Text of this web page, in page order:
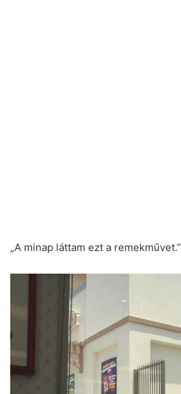
„A minap láttam ezt a remekművet.”